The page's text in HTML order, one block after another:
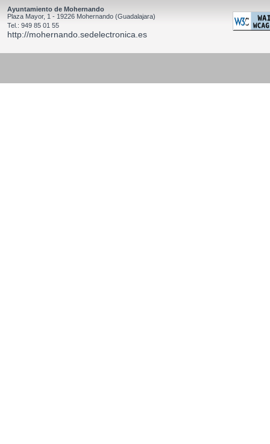
Ayuntamiento de Mohernando
Plaza Mayor, 1 - 19226 Mohernando (Guadalajara)
Tel.: 949 85 01 55
http://mohernando.sedelectronica.es